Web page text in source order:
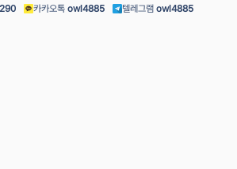
카카오톡 owl4885 텔레그램 owl4885